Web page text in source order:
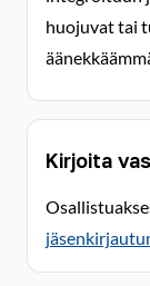
huojuvat tai
Kirjoita